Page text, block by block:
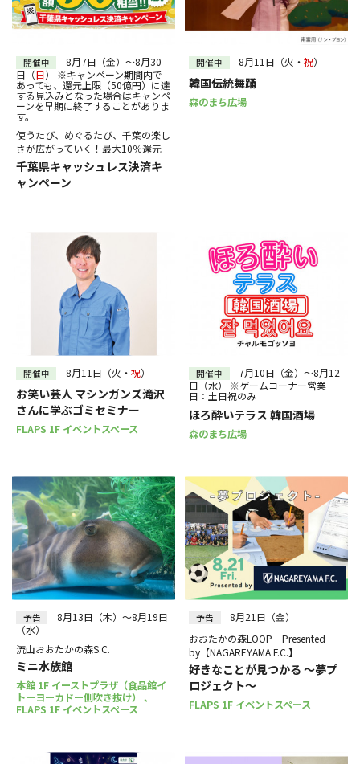
30
31
開催中
8月7日（金）～8月30
日（日） ※キャンペーン期間内で
あっても、還元上限（50億円）に達
する見込みとなった場合はキャンペ
ーンを早期に終了することがありま
す。
使うたび、めぐるたび、千葉の楽し
さが広がっていく！最大10％還元
千葉県キャッシュレス決済キ
ャンペーン
開催中 8月11日（火・祝）
韓国伝統舞踊
森のまち広場
開催中 8月11日（火・祝）
お笑い芸人 マシンガンズ滝沢
さんに学ぶゴミセミナー
FLAPS 1F イベントスペース
開催中
7月10日（金）～8月12
日（水） ※ゲームコーナー営業
日：土日祝のみ
ほろ酔いテラス 韓国酒場
森のまち広場
予告
8月13日（木）～8月19日
（水）
流山おおたかの森S.C.
ミニ水族館
本館 1F イーストプラザ（食品館イ
トーヨーカドー側吹き抜け） 、
FLAPS 1F イベントスペース
予告
8月21日（金）
おおたかの森LOOP Presented
by【NAGAREYAMA F.C.】
好きなことが見つかる ～夢プ
ロジェクト～
FLAPS 1F イベントスペース